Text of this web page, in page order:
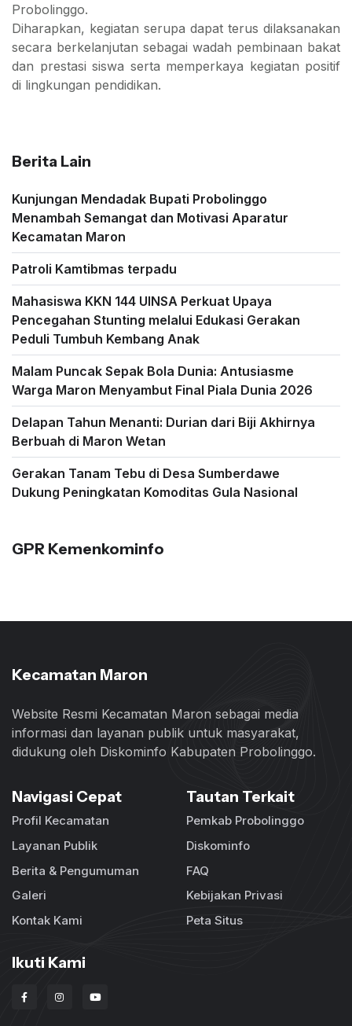
Probolinggo.
Diharapkan, kegiatan serupa dapat terus dilaksanakan
secara berkelanjutan sebagai wadah pembinaan bakat
dan prestasi siswa serta memperkaya kegiatan positif
di lingkungan pendidikan.
Berita Lain
Kunjungan Mendadak Bupati Probolinggo
Menambah Semangat dan Motivasi Aparatur
Kecamatan Maron
Patroli Kamtibmas terpadu
Mahasiswa KKN 144 UINSA Perkuat Upaya
Pencegahan Stunting melalui Edukasi Gerakan
Peduli Tumbuh Kembang Anak
Malam Puncak Sepak Bola Dunia: Antusiasme
Warga Maron Menyambut Final Piala Dunia 2026
Delapan Tahun Menanti: Durian dari Biji Akhirnya
Berbuah di Maron Wetan
Gerakan Tanam Tebu di Desa Sumberdawe
Dukung Peningkatan Komoditas Gula Nasional
GPR Kemenkominfo
Kecamatan Maron
Website Resmi Kecamatan Maron sebagai media
informasi dan layanan publik untuk masyarakat,
didukung oleh Diskominfo Kabupaten Probolinggo.
Navigasi Cepat
Profil Kecamatan
Layanan Publik
Berita & Pengumuman
Galeri
Kontak Kami
Tautan Terkait
Pemkab Probolinggo
Diskominfo
FAQ
Kebijakan Privasi
Peta Situs
Ikuti Kami